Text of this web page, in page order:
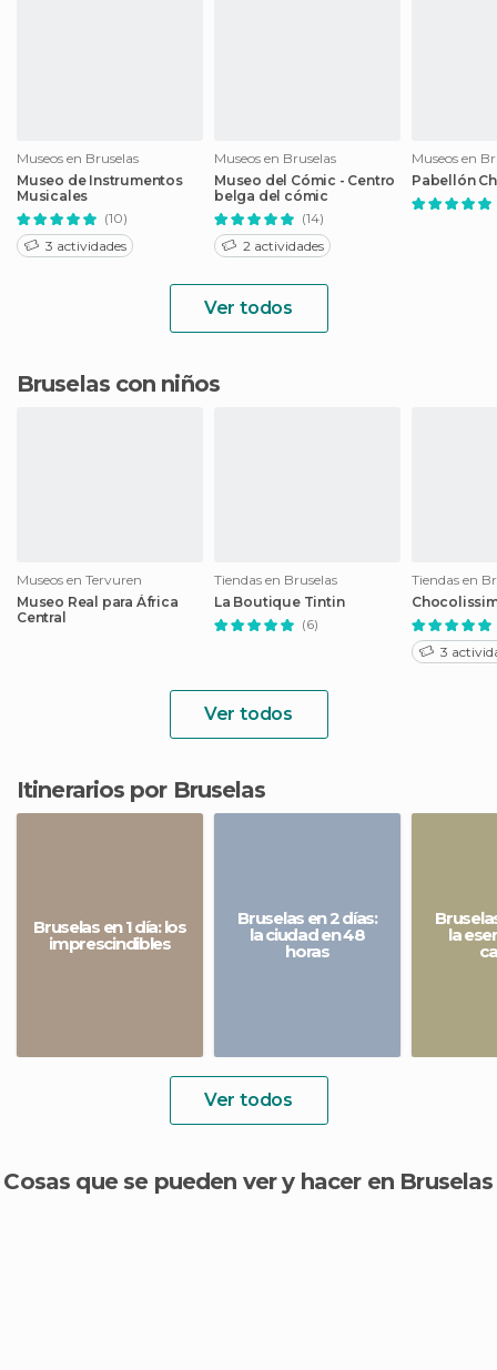
Museos en Bruselas
Museo de Instrumentos
Musicales
(10)
3 actividades
Museos en Bruselas
Museo del Cómic - Centro
belga del cómic
(14)
2 actividades
Museos en
Pabellón
Ver todos
Bruselas con niños
Museos en Tervuren
Museo Real para África
Central
Tiendas en Bruselas
La Boutique Tintin
(6)
Tiendas en
3
Ver todos
Itinerarios por Bruselas
Bruselas en 1 día: los
imprescindibles
Bruselas en 2 días:
la ciudad en 48
horas
la
Ver todos
Cosas que se pueden ver y hacer en Bruselas